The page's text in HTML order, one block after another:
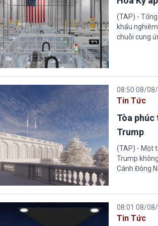
(TAP) -
khẩu
chuỗi cung
08:50 08/
Tin Tức
Tòa phúc
Trump
(TAP) - Một
Trump
Cánh Đông
08:01 08/
Tin Tức